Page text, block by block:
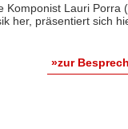
Komponist Lauri Porra
her, präsentiert sich
»zur